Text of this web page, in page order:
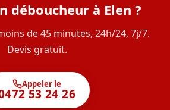
déboucheur à Elen ?
de 45 minutes, 24h/24, 7j/7.
Devis gratuit.
Appeler le
53 24 26